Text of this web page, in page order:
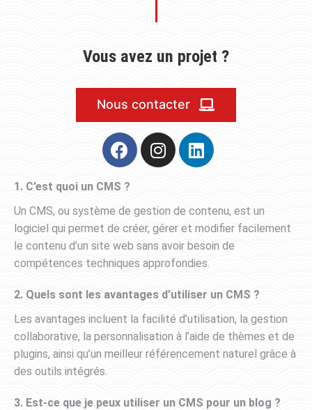
Vous avez un projet ?
Nous contacter
1. C’est quoi un CMS ?
Un CMS, ou système de gestion de contenu, est un
logiciel qui permet de créer, gérer et modifier facilement
le contenu d’un site web sans avoir besoin de
compétences techniques approfondies.
2. Quels sont les avantages d’utiliser un CMS ?
Les avantages incluent la facilité d’utilisation, la gestion
collaborative, la personnalisation à l’aide de thèmes et de
plugins, ainsi qu’un meilleur référencement naturel grâce à
des outils intégrés.
3. Est-ce que je peux utiliser un CMS pour un blog ?